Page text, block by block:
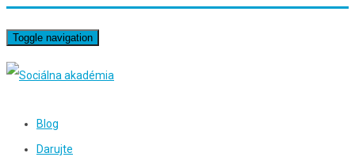
Toggle navigation
Blog
Darujte